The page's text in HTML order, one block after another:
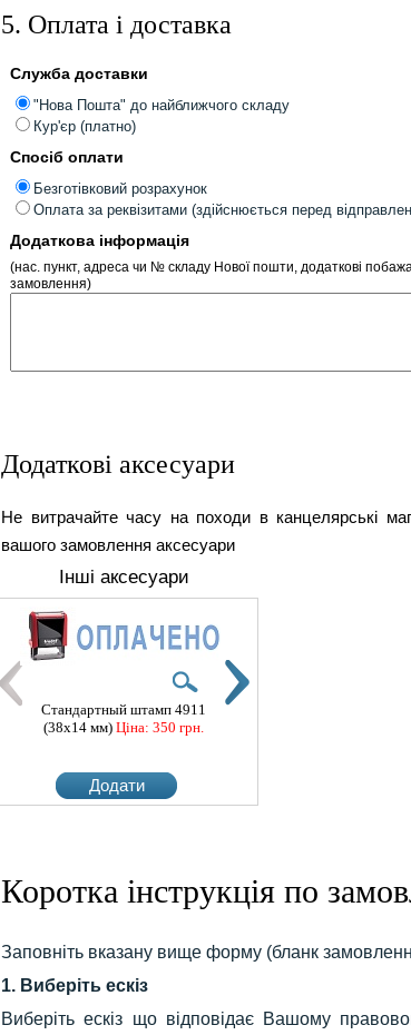
5. Оплата і доставка
Служба доставки
"Нова Пошта" до найближчого складу
Кур'єр (платно)
Спосіб оплати
Безготівковий розрахунок
Оплата за реквізитами (здійснюється перед
Додаткова інформація
(нас. пункт, адреса чи № складу Нової пошти, додаткові
замовлення)
Додаткові аксесуари
Не витрачайте часу на походи в канцелярські
вашого замовлення аксесуари
Інші аксесуари
Стандартный штамп 4911
(38x14 мм) Ціна: 350 грн.
Додати
Додати
Коротка інструкція по
Заповніть вказану вище форму (бланк
1. Виберіть ескіз
Виберіть ескіз що відповідає Вашому